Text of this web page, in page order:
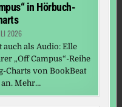
in Hörbuch-
2026
als Audio: Elle
„Off Campus“-Reihe
Charts von BookBeat
Mehr…